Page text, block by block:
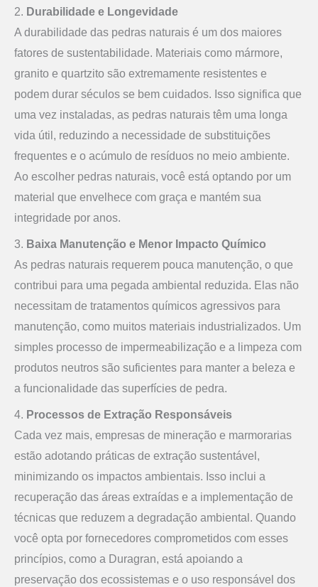
2. Durabilidade e Longevidade
A durabilidade das pedras naturais é um dos maiores
fatores de sustentabilidade. Materiais como mármore,
granito e quartzito são extremamente resistentes e
podem durar séculos se bem cuidados. Isso significa que
uma vez instaladas, as pedras naturais têm uma longa
vida útil, reduzindo a necessidade de substituições
frequentes e o acúmulo de resíduos no meio ambiente.
Ao escolher pedras naturais, você está optando por um
material que envelhece com graça e mantém sua
integridade por anos.
3. Baixa Manutenção e Menor Impacto Químico
As pedras naturais requerem pouca manutenção, o que
contribui para uma pegada ambiental reduzida. Elas não
necessitam de tratamentos químicos agressivos para
manutenção, como muitos materiais industrializados. Um
simples processo de impermeabilização e a limpeza com
produtos neutros são suficientes para manter a beleza e
a funcionalidade das superfícies de pedra.
4. Processos de Extração Responsáveis
Cada vez mais, empresas de mineração e marmorarias
estão adotando práticas de extração sustentável,
minimizando os impactos ambientais. Isso inclui a
recuperação das áreas extraídas e a implementação de
técnicas que reduzem a degradação ambiental. Quando
você opta por fornecedores comprometidos com esses
princípios, como a Duragran, está apoiando a
preservação dos ecossistemas e o uso responsável dos